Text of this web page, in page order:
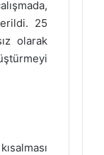
25
olarak